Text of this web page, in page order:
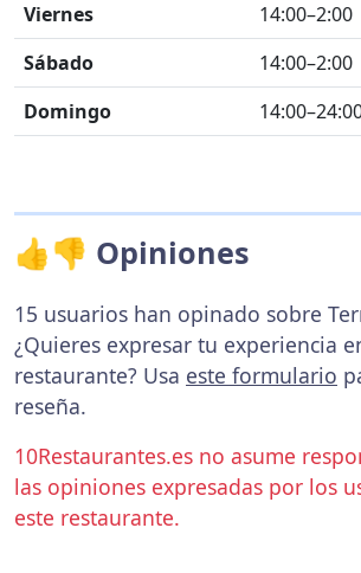
Viernes
14:00–2:00
Sábado
14:00–2:00
Domingo
👍👎 Opiniones
15 usuarios han opinado sobre
¿Quieres expresar tu experiencia
restaurante? Usa este formulario
reseña.
10Restaurantes.es no asume
las opiniones expresadas por los
este restaurante.